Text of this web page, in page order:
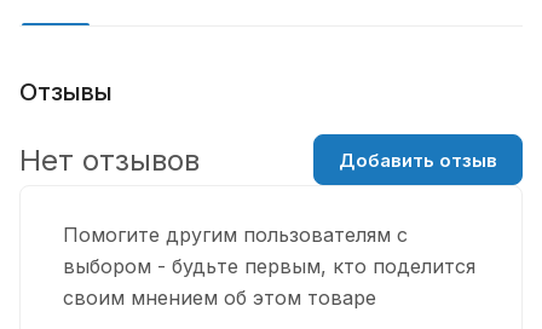
Отзывы
Помогите другим пользователям с
выбором - будьте первым, кто поделится
своим мнением об этом товаре
Нет отзывов Добавить отзыв